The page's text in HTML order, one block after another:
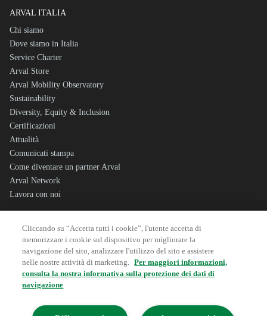
ARVAL ITALIA
Chi siamo
Dove siamo in Italia
Service Charter
Arval Store
Arval Mobility Observatory
Sustainability
Diversity, Equity & Inclusion
Certificazioni
Attualità
Comunicati stampa
Come diventare un partner Arval
Arval Network
Lavora con noi
Sitemap
Note Legali
Dati societari
Privacy
Cookie Policy
Cliccando su “Accetta tutti i cookie”, l'utente accetta di
memorizzare i cookie sul dispositivo per migliorare la
navigazione del sito, analizzare l'utilizzo del sito e assistere
nelle nostre attività di marketing. Per maggiori informazioni,
consulta la nostra informativa sulla protezione dei dati di
navigazione